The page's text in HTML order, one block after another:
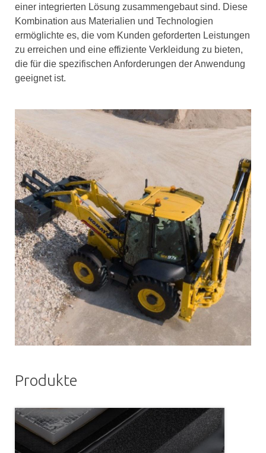
einer integrierten Lösung zusammengebaut sind. Diese
Kombination aus Materialien und Technologien
ermöglichte es, die vom Kunden geforderten Leistungen
zu erreichen und eine effiziente Verkleidung zu bieten,
die für die spezifischen Anforderungen der Anwendung
geeignet ist.
Produkte